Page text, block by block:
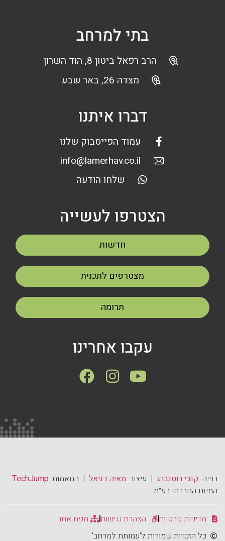
בתי למרחב
הרב רפאל ביטון 8, הוד השרון
מצדה 26, באר שבע
דברו איתנו
עמוד הפייסבוק שלנו
info@lamerhav.co.il
שלחו הודעה
הצטרפו לעשייה
חדשות
מצטרפים לתכנית
תרומה
עקבו אחרינו
בנייה: קובי רוטנברג | עיצוב: מאיה דניאל | התאמות: TechJump
המיזם החברתי בע״מ
מדיניות פרטיות הצהרת נגישות
מפת אתר
כל הזכויות שמורות ל'עמותת למרחב'